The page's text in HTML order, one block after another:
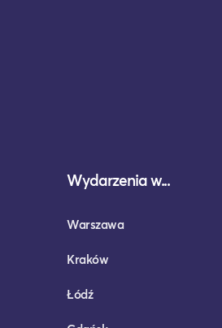
Wydarzenia w...
Warszawa
Kraków
Łódź